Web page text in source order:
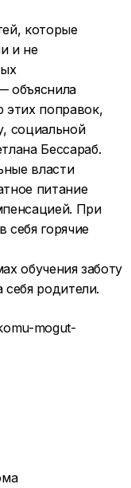
которые
и не
объяснила
этих поправок,
социальной
Бессараб.
власти
питание
При
горячие
обучения заботу
родители.
mogut-